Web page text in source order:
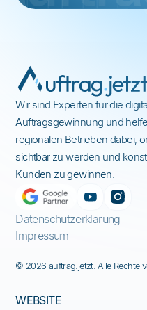
Wir sind Experten für die
Auftragsgewinnung und
regionalen Betrieben dabei,
sichtbar zu werden und
Kunden zu gewinnen.
Datenschutzerklärung
Impressum
© 2026 auftrag.jetzt. Alle Rechte
WEBSITE